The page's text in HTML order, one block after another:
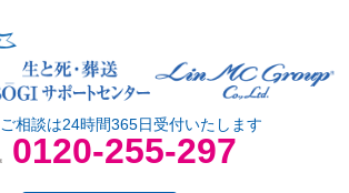
相談は24時間365日受付いたします
0120-255-297